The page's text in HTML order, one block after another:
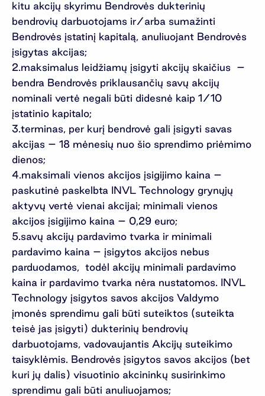
kitu akcijų skyrimu Bendrovės dukterinių
bendrovių darbuotojams ir/arba sumažinti
Bendrovės įstatinį kapitalą, anuliuojant Bendrovės
įsigytas akcijas;
maksimalus leidžiamų įsigyti akcijų skaičius –
bendra Bendrovės priklausančių savų akcijų
nominali vertė negali būti didesnė kaip 1/10
įstatinio kapitalo;
terminas, per kurį bendrovė gali įsigyti savas
akcijas – 18 mėnesių nuo šio sprendimo priėmimo
dienos;
maksimali vienos akcijos įsigijimo kaina –
paskutinė paskelbta INVL Technology grynųjų
aktyvų vertė vienai akcijai; minimali vienos
akcijos įsigijimo kaina – 0,29 euro;
savų akcijų pardavimo tvarka ir minimali
pardavimo kaina – įsigytos akcijos nebus
parduodamos, todėl akcijų minimali pardavimo
kaina ir pardavimo tvarka nėra nustatomos. INVL
Technology įsigytos savos akcijos Valdymo
įmonės sprendimu gali būti suteiktos (suteikta
teisė jas įsigyti) dukterinių bendrovių
darbuotojams, vadovaujantis Akcijų suteikimo
taisyklėmis. Bendrovės įsigytos savos akcijos (bet
kuri jų dalis) visuotinio akcininkų susirinkimo
sprendimu gali būti anuliuojamos;